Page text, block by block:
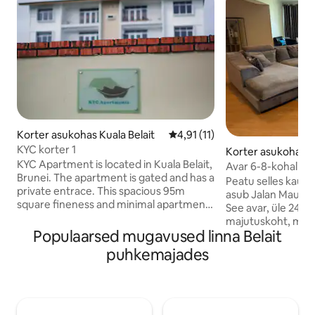
Korter asukohas Kuala Belait Keskmine hinnang 4,91/5, 11
4,91 (11)
KYC korter 1
KYC Apartment is located in Kuala Belait,
Brunei. The apartment is gated and has a
private entrace. This spacious 95m
square fineness and minimal apartment
quality appliances is the perfect choice
trips which can accomodate up to four
Korter asukohas
Avar 6-8-
Peatu selles
asub Jalan
See avar, üle 241
majutuskoht, mis
mugavuse ja
Populaarsed mugavused linna Belait
puhkemajades